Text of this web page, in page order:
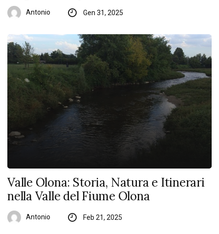
Antonio Gen 31, 2025
Valle Olona: Storia, Natura e Itinerari
nella Valle del Fiume Olona
Antonio Feb 21, 2025